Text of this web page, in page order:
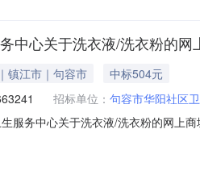
中心关于洗衣液/洗衣粉的
镇江市｜句容市
中标504元
招标单位： 句容市华阳社区
服务中心关于洗衣液/洗衣粉的网上
项目所在行政区划名称:江苏省镇江